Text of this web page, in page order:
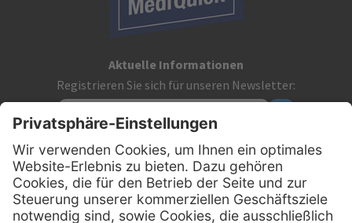
Aktuelle Informationen
Registrieren Sie sich für unseren Newsletter:
Kontakt
MediQuick Arzt- und Krankenhausbedarfshandel GmbH
Hans-Wunderlich-Straße 7